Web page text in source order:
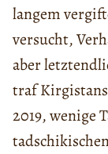
langem
versucht,
aber
traf
2019, wenige